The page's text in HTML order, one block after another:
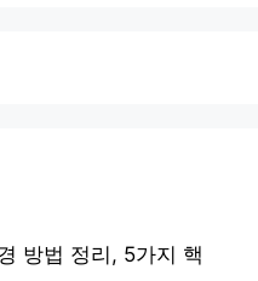
방법 정리, 5가지 핵